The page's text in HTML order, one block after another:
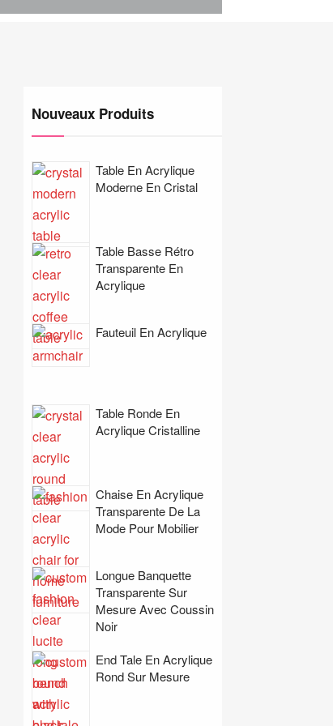
Nouveaux Produits
Table En Acrylique
Moderne En Cristal
Table Basse Rétro
Transparente En
Acrylique
Fauteuil En Acrylique
Table Ronde En
Acrylique Cristalline
Chaise En Acrylique
Transparente De La
Mode Pour Mobilier
Longue Banquette
Transparente Sur
Mesure Avec Coussin
Noir
End Tale En Acrylique
Rond Sur Mesure